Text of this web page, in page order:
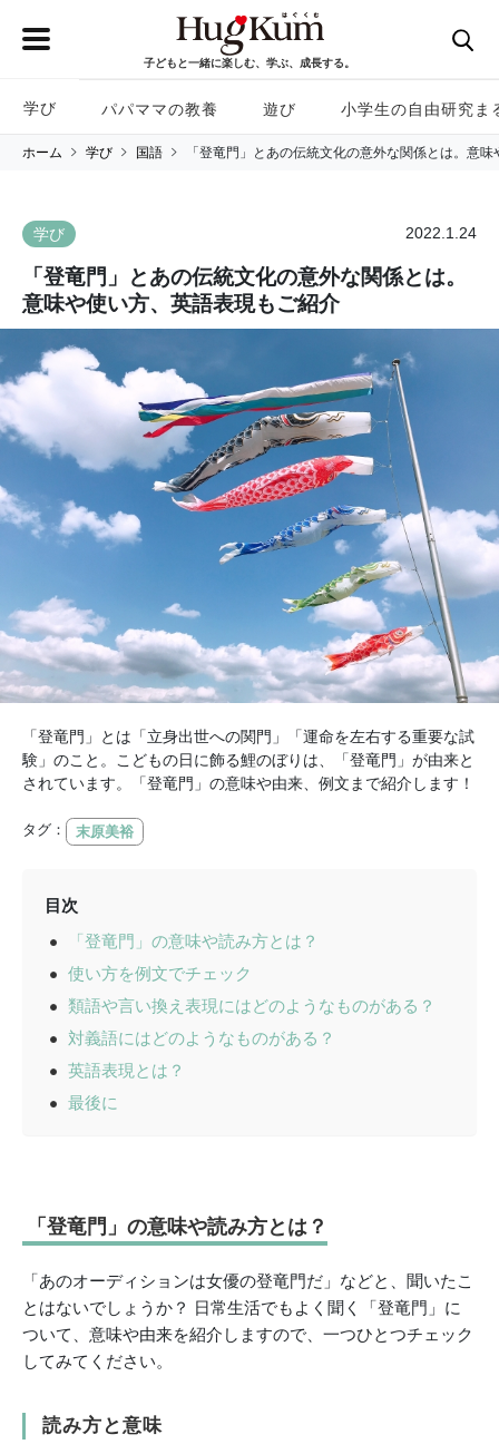
子どもと一緒に楽しむ、学ぶ、成長する。
学び パパママの教養 遊び 小学生の自由研究ま
ホーム 学び 国語 「登竜門」とあの伝統文化の意外な関係とは。意
学び 2022.1.24
「登竜門」とあの伝統文化の意外な関係とは。
意味や使い方、英語表現もご紹介
「登竜門」とは「立身出世への関門」「運命を左右する重要な試
験」のこと。こどもの日に飾る鯉のぼりは、「登竜門」が由来と
されています。「登竜門」の意味や由来、例文まで紹介します！
タグ： 末原美裕
目次
「登竜門」の意味や読み方とは？
使い方を例文でチェック
類語や言い換え表現にはどのようなものがある？
対義語にはどのようなものがある？
英語表現とは？
最後に
「登竜門」の意味や読み方とは？
「あのオーディションは女優の登竜門だ」などと、聞いたこ
とはないでしょうか？ 日常生活でもよく聞く「登竜門」に
ついて、意味や由来を紹介しますので、一つひとつチェック
してみてください。
読み方と意味